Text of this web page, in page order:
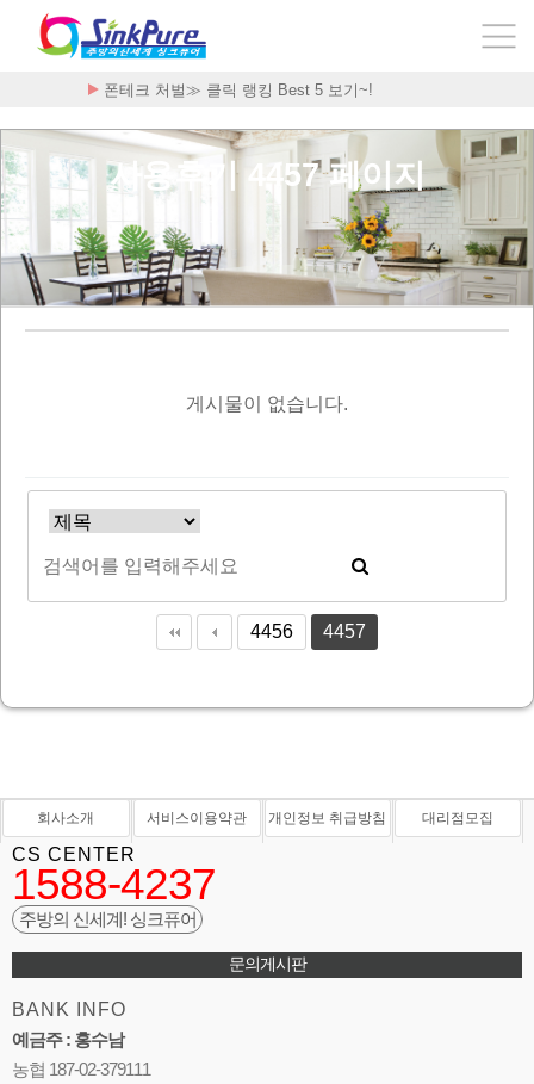
폰테크 처벌≫ 클릭 랭킹 Best 5 보기~!
사용후기 4457 페이지
게시물이 없습니다.
4456 4457
회사소개 서비스이용약관 개인정보 취급방침 대리점모집
CS CENTER
1588-4237
주방의 신세계! 싱크퓨어
문의게시판
BANK INFO
예금주 : 홍수남
농협 187-02-379111